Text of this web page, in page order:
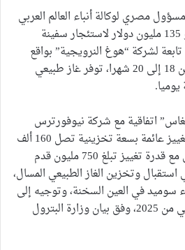
مسؤول مصري لوكالة أنباء العالم العربي
(AWP) إن بلاده ستدفع نحو 135 مليون دولار لاستئجار سفينة
تابعة لشركة “هوغ النرويجية” بواقع
250 ألف دولار يوميا، لمدة من 18 إلى 20 شهرا، توفر غاز طبيعي
اتفاقية مع شركة نيوفورترس
الأمريكية، لاستئجار وحدة تغييز عائمة بسعة تخزينية تصل 160 ألف
متر مكعب غاز طبيعي مسال مع قدرة تغييز تبلغ 750 مليون قدم
وتخزين الغاز الطبيعي المسال،
سوميد في العين السخنة، وتوجيه إلى
الشبكة القومية بالنصف الثاني من 2025، وفق بيان وزارة البترول